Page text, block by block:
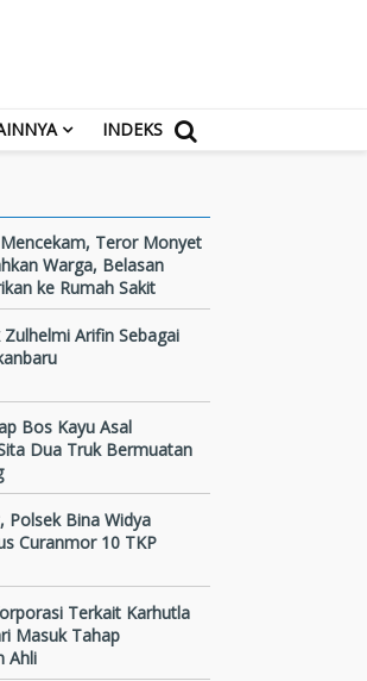
INDEKS
Teror Monyet
Warga, Belasan
ke Rumah Sakit
Arifin Sebagai
Bos Kayu Asal
Dua Truk Bermuatan
Polsek Bina Widya
Curanmor 10 TKP
Terkait Karhutla
Masuk Tahap
Ahli